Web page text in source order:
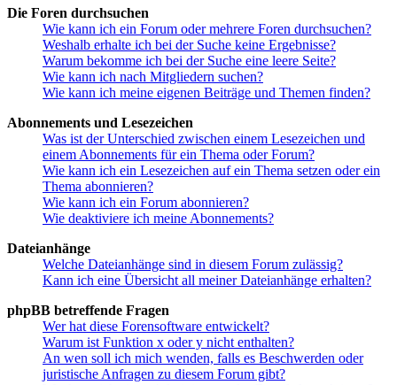
Die Foren durchsuchen
Wie kann ich ein Forum oder mehrere Foren durchsuchen?
Weshalb erhalte ich bei der Suche keine Ergebnisse?
Warum bekomme ich bei der Suche eine leere Seite?
Wie kann ich nach Mitgliedern suchen?
Wie kann ich meine eigenen Beiträge und Themen finden?
Abonnements und Lesezeichen
Was ist der Unterschied zwischen einem Lesezeichen und
einem Abonnements für ein Thema oder Forum?
Wie kann ich ein Lesezeichen auf ein Thema setzen oder ein
Thema abonnieren?
Wie kann ich ein Forum abonnieren?
Wie deaktiviere ich meine Abonnements?
Dateianhänge
Welche Dateianhänge sind in diesem Forum zulässig?
Kann ich eine Übersicht all meiner Dateianhänge erhalten?
phpBB betreffende Fragen
Wer hat diese Forensoftware entwickelt?
Warum ist Funktion x oder y nicht enthalten?
An wen soll ich mich wenden, falls es Beschwerden oder
juristische Anfragen zu diesem Forum gibt?